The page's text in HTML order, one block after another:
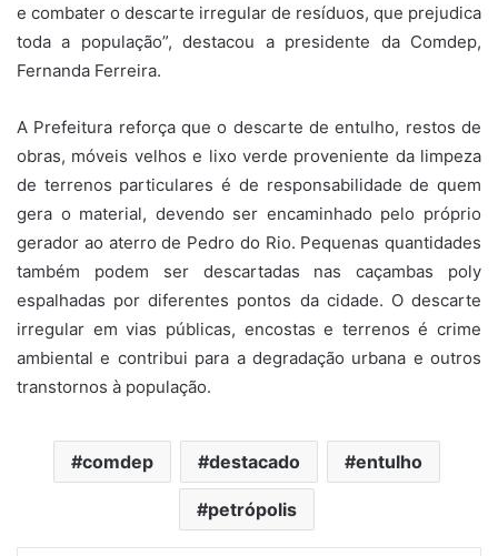
e combater o descarte irregular de resíduos, que prejudica
toda a população”, destacou a presidente da Comdep,
Fernanda Ferreira.
A Prefeitura reforça que o descarte de entulho, restos de
obras, móveis velhos e lixo verde proveniente da limpeza
de terrenos particulares é de responsabilidade de quem
gera o material, devendo ser encaminhado pelo próprio
gerador ao aterro de Pedro do Rio. Pequenas quantidades
também podem ser descartadas nas caçambas poly
espalhadas por diferentes pontos da cidade. O descarte
irregular em vias públicas, encostas e terrenos é crime
ambiental e contribui para a degradação urbana e outros
transtornos à população.
comdep destacado entulho
petrópolis